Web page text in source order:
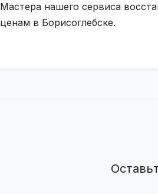
Мастера нашего сервиса
ценам в Борисоглебске.